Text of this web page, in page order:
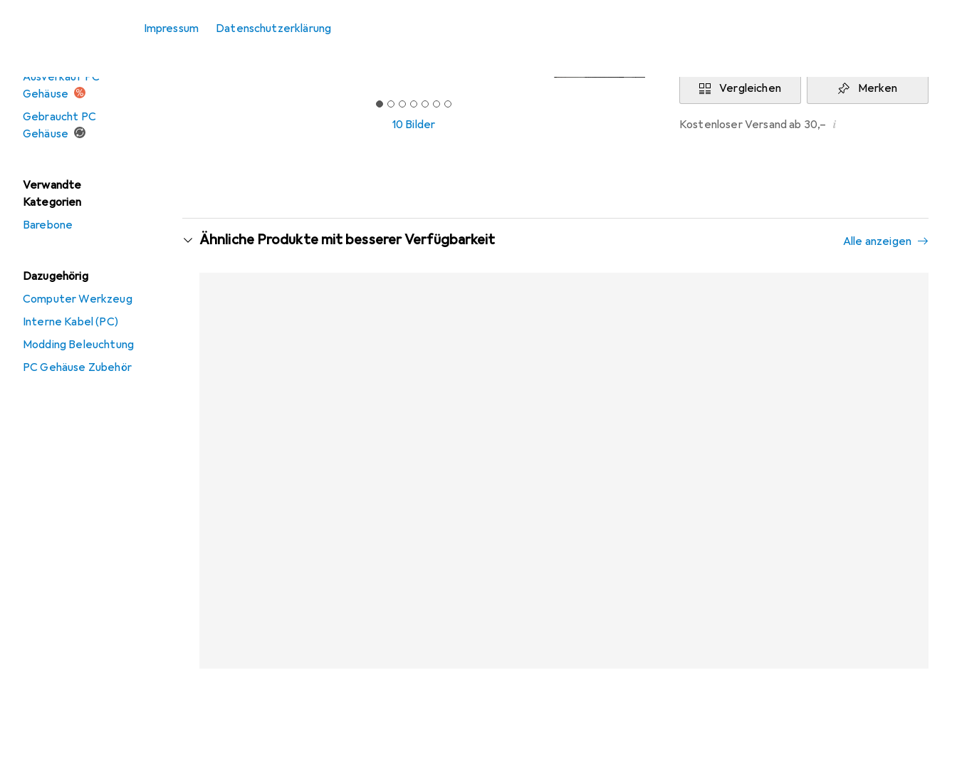
Impressum Datenschutzerklärung
Ausverkauf PC
Gehäuse
Gebraucht PC
Gehäuse
Verwandte
Kategorien
Barebone
Dazugehörig
Computer Werkzeug
Interne Kabel (PC)
Modding Beleuchtung
PC Gehäuse Zubehör
10 Bilder
Vergleichen Merken
Kostenloser Versand ab 30,– i
Ähnliche Produkte mit besserer Verfügbarkeit Alle anzeigen